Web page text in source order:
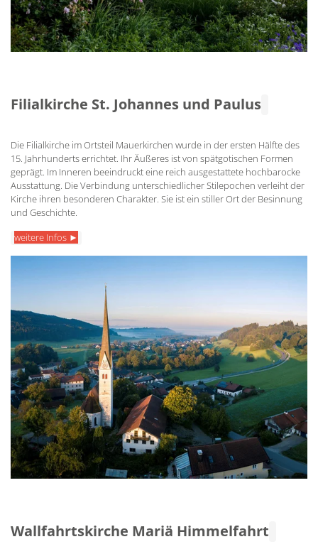
Filialkirche St. Johannes und Paulus
Die Filialkirche im Ortsteil Mauerkirchen wurde in der ersten Hälfte des
15. Jahrhunderts errichtet. Ihr Äußeres ist von spätgotischen Formen
geprägt. Im Inneren beeindruckt eine reich ausgestattete hochbarocke
Ausstattung. Die Verbindung unterschiedlicher Stilepochen verleiht der
Kirche ihren besonderen Charakter. Sie ist ein stiller Ort der Besinnung
und Geschichte.
weitere Infos ►
Wallfahrtskirche Mariä Himmelfahrt